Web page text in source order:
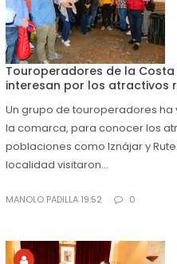
Touroperadores de la Costa
interesan por los atractivos
Un grupo de touroperadores ha
la comarca, para conocer los
poblaciones como Iznájar y
localidad visitaron...
MANOLO PADILLA 19:52 0